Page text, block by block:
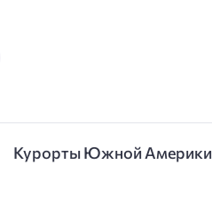
Курорты Южной Америки